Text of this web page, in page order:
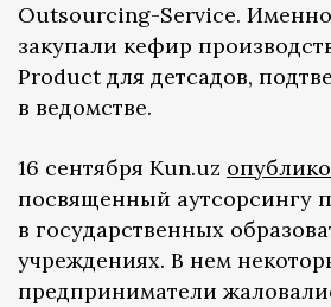
Outsourcing-Service.
закупали кефир
Product для детсадов,
в ведомстве.
16 сентября Kun.uz
посвященный аутсорсингу
в государственных
учреждениях. В нем
предприниматели